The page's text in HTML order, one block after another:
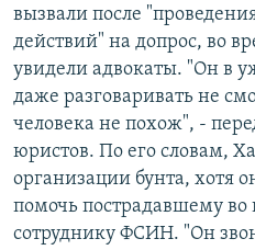
вызвали после
действий" на допрос, во
увидели адвокаты. "Он в
даже разговаривать не
человека не похож", -
юристов. По его словам,
организации бунта, хотя
помочь пострадавшему
сотруднику ФСИН. "Он